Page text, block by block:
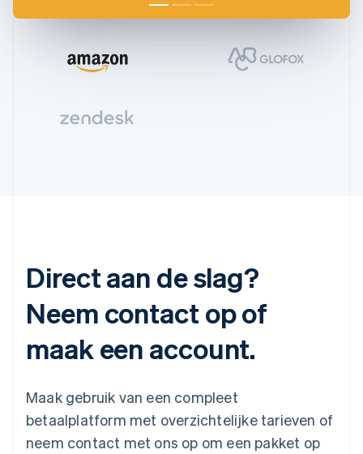
Direct aan de slag?
Neem contact op of
maak een account.
Maak gebruik van een compleet
betaalplatform met overzichtelijke tarieven of
neem contact met ons op om een pakket op